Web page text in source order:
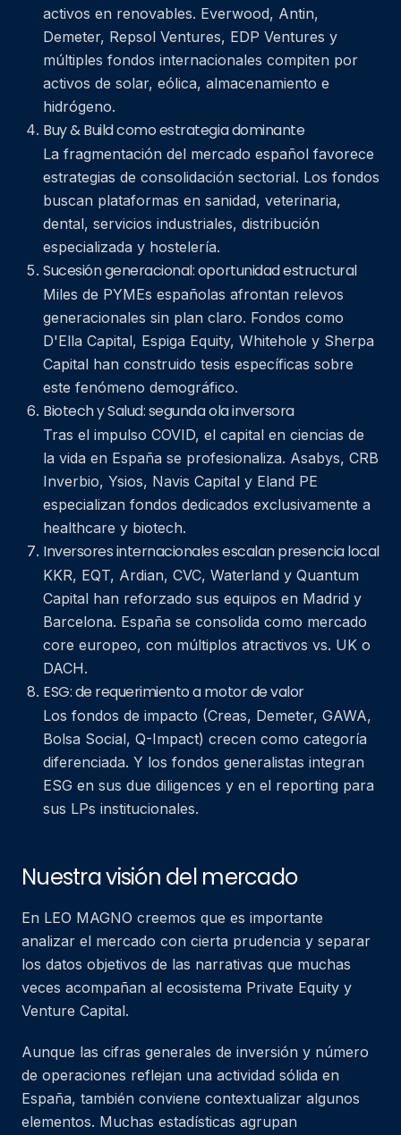
activos en renovables. Everwood, Antin,
Demeter, Repsol Ventures, EDP Ventures y
múltiples fondos internacionales compiten por
activos de solar, eólica, almacenamiento e
hidrógeno.
Buy & Build como estrategia dominante
La fragmentación del mercado español favorece
estrategias de consolidación sectorial. Los fondos
buscan plataformas en sanidad, veterinaria,
dental, servicios industriales, distribución
especializada y hostelería.
Sucesión generacional: oportunidad estructural
Miles de PYMEs españolas afrontan relevos
generacionales sin plan claro. Fondos como
D'Ella Capital, Espiga Equity, Whitehole y Sherpa
Capital han construido tesis específicas sobre
este fenómeno demográfico.
Biotech y Salud: segunda ola inversora
Tras el impulso COVID, el capital en ciencias de
la vida en España se profesionaliza. Asabys, CRB
Inverbio, Ysios, Navis Capital y Eland PE
especializan fondos dedicados exclusivamente a
healthcare y biotech.
Inversores internacionales escalan presencia local
KKR, EQT, Ardian, CVC, Waterland y Quantum
Capital han reforzado sus equipos en Madrid y
Barcelona. España se consolida como mercado
core europeo, con múltiplos atractivos vs. UK o
DACH.
ESG: de requerimiento a motor de valor
Los fondos de impacto (Creas, Demeter, GAWA,
Bolsa Social, Q-Impact) crecen como categoría
diferenciada. Y los fondos generalistas integran
ESG en sus due diligences y en el reporting para
sus LPs institucionales.
Nuestra visión del mercado
En LEO MAGNO creemos que es importante
analizar el mercado con cierta prudencia y separar
los datos objetivos de las narrativas que muchas
veces acompañan al ecosistema Private Equity y
Venture Capital.
Aunque las cifras generales de inversión y número
de operaciones reflejan una actividad sólida en
España, también conviene contextualizar algunos
elementos. Muchas estadísticas agrupan